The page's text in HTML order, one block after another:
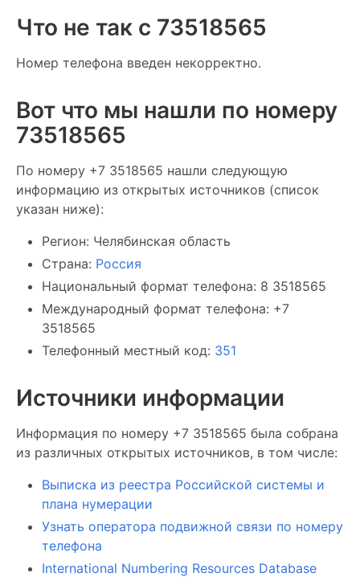
Что не так c 73518565
Номер телефона введен некорректно.
Вот что мы нашли по номеру
73518565
По номеру +7 3518565 нашли следующую
информацию из открытых источников (список
указан ниже):
Регион: Челябинская область
Страна: Россия
Национальный формат телефона: 8 3518565
Международный формат телефона: +7
3518565
Телефонный местный код: 351
Источники информации
Информация по номеру +7 3518565 была собрана
из различных открытых источников, в том числе:
Выписка из реестра Российской системы и
плана нумерации
Узнать оператора подвижной связи по номеру
телефона
International Numbering Resources Database